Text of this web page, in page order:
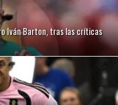
Iván Barton, tras las críticas